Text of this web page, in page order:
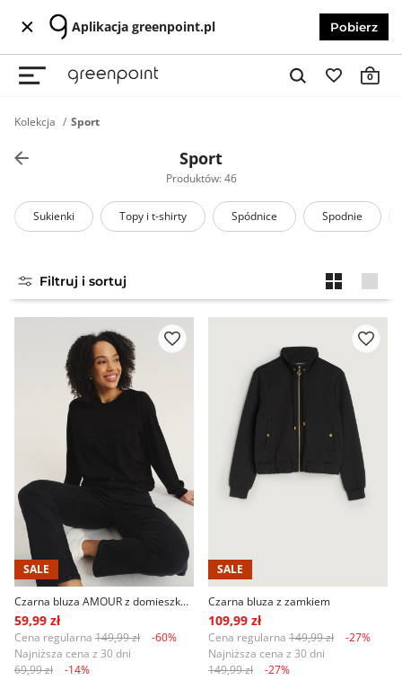
Aplikacja greenpoint.pl Pobierz
0
Kolekcja Sport
Sport
Produktów: 46
Sukienki Topy i t-shirty Spódnice Spodnie
Filtruj i sortuj
SALE
Czarna bluza AMOUR z domieszką wiskozy
59,99 zł
Cena regularna 149,99 zł
-60%
Najniższa cena z 30 dni
69,99 zł
-14%
SALE
Czarna bluza z zamkiem
109,99 zł
Cena regularna 149,99 zł
-27%
Najniższa cena z 30 dni
149,99 zł
-27%